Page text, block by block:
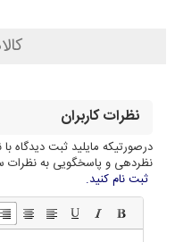
نظرات کاربران
درصورتیکه مایلید ثبت دیدگاه
نظردهی و پاسخگویی به نظرات
ثبت نام کنید.